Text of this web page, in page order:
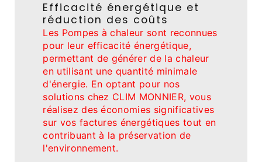
Efficacité énergétique et
réduction des coûts
Les Pompes à chaleur sont reconnues
pour leur efficacité énergétique,
permettant de générer de la chaleur
en utilisant une quantité minimale
d'énergie. En optant pour nos
solutions chez CLIM MONNIER, vous
réalisez des économies significatives
sur vos factures énergétiques tout en
contribuant à la préservation de
l'environnement.